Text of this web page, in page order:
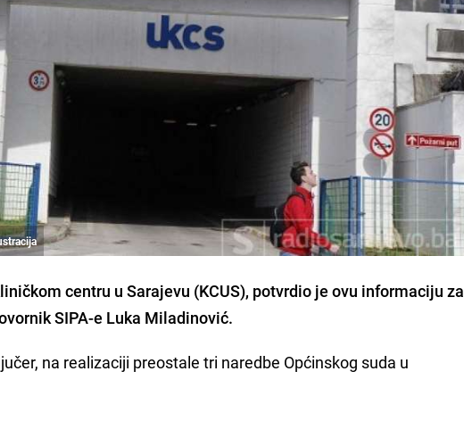
centru u Sarajevu (KCUS), potvrdio je ovu informaciju za
SIPA-e Luka Miladinović.
na realizaciji preostale tri naredbe Općinskog suda u